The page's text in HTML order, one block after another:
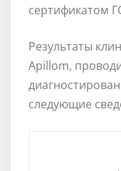
сертификатом
Результаты
Apillom,
следующие